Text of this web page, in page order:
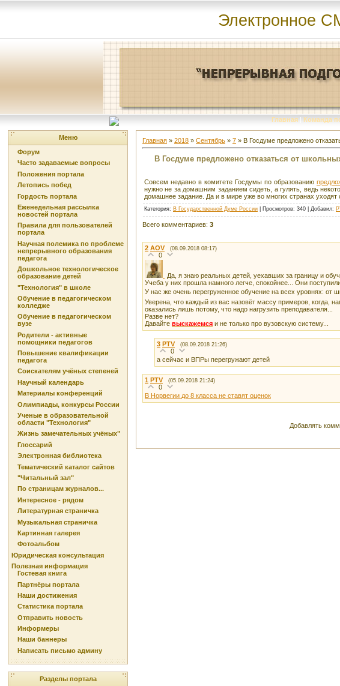
Электронное
Главная | Команда
Меню
Форум
Часто задаваемые вопросы
Положения портала
Летопись побед
Гордость портала
Еженедельная рассылка
новостей портала
Правила для пользователей
портала
Научная полемика по проблеме
непрерывного образования
педагога
Дошкольное технологическое
образование детей
"Технология" в школе
Обучение в педагогическом
колледже
Обучение в педагогическом
вузе
Родители - активные
помощники педагогов
Повышение квалификации
педагога
Соискателям учёных степеней
Научный календарь
Материалы конференций
Олимпиады, конкурсы России
Ученые в образовательной
области "Технология"
Жизнь замечательных учёных"
Глоссарий
Электронная библиотека
Тематический каталог сайтов
"Читальный зал"
По страницам журналов...
Интересное - рядом
Литературная страничка
Музыкальная страничка
Картинная галерея
Фотоальбом
Юридическая консультация
Полезная информация
Гостевая книга
Партнёры портала
Наши достижения
Статистика портала
Отправить новость
Информеры
Наши баннеры
Написать письмо админу
Разделы портала
Главная » 2018 » Сентябрь » 7 » В Госдуме предложено
В Госдуме предложено отказаться от
Совсем недавно в комитете Госдумы по образованию
нужно не за домашним заданием сидеть, а гулять, ведь
домашнее задание. Да и в мире уже во многих странах уходят
Категория: В Государственной Думе России Просмотров: 340 | Добавил:
Всего комментариев: 3
2 AOV (08.09.2018 08:17)
0
Да, я знаю реальных детей, уехавших за границу и
Учеба у них прошла намного легче, спокойнее... Они
У нас же очень перегруженное обучение на всех уровнях:
Уверена, что каждый из вас назовёт массу примеров, когда,
оказались лишь потому, что надо нагрузить преподавателя...
Разве нет?
Давайте выскажемся и не только про вузовскую систему...
3 PTV (08.09.2018 21:26)
0
а сейчас и ВПРы перегружают детей
1 PTV (05.09.2018 21:24)
0
В Норвегии до 8 класса не ставят оценок
Добавлять